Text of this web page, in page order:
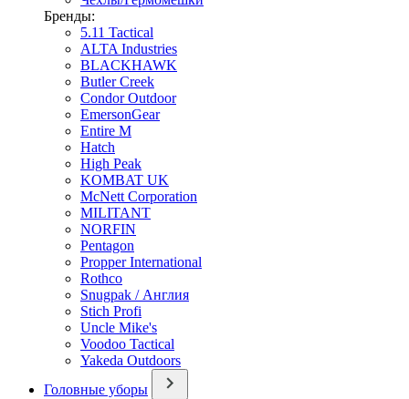
Бренды:
5.11 Tactical
ALTA Industries
BLACKHAWK
Butler Creek
Condor Outdoor
EmersonGear
Entire M
Hatch
High Peak
KOMBAT UK
McNett Corporation
MILITANT
NORFIN
Pentagon
Propper International
Rothco
Snugpak / Англия
Stich Profi
Uncle Mike's
Voodoo Tactical
Yakeda Outdoors
Головные уборы